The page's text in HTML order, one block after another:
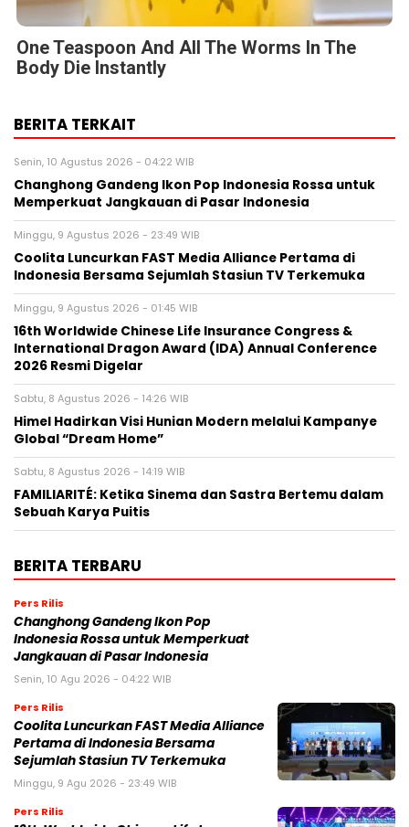
One Teaspoon And All The Worms In The
Body Die Instantly
BERITA TERKAIT
Senin, 10 Agustus 2026 - 04:22 WIB
Changhong Gandeng Ikon Pop Indonesia Rossa untuk
Memperkuat Jangkauan di Pasar Indonesia
Minggu, 9 Agustus 2026 - 23:49 WIB
Coolita Luncurkan FAST Media Alliance Pertama di
Indonesia Bersama Sejumlah Stasiun TV Terkemuka
Minggu, 9 Agustus 2026 - 01:45 WIB
16th Worldwide Chinese Life Insurance Congress &
International Dragon Award (IDA) Annual Conference
2026 Resmi Digelar
Sabtu, 8 Agustus 2026 - 14:26 WIB
Himel Hadirkan Visi Hunian Modern melalui Kampanye
Global “Dream Home”
Sabtu, 8 Agustus 2026 - 14:19 WIB
FAMILIARITÉ: Ketika Sinema dan Sastra Bertemu dalam
Sebuah Karya Puitis
BERITA TERBARU
Pers Rilis
Changhong Gandeng Ikon Pop
Indonesia Rossa untuk Memperkuat
Jangkauan di Pasar Indonesia
Senin, 10 Agu 2026 - 04:22 WIB
Pers Rilis
Coolita Luncurkan FAST Media Alliance
Pertama di Indonesia Bersama
Sejumlah Stasiun TV Terkemuka
Minggu, 9 Agu 2026 - 23:49 WIB
Pers Rilis